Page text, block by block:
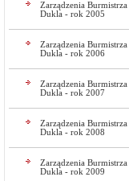
Zarządzenia
Dukla - rok 2005
Zarządzenia
Dukla - rok 2006
Zarządzenia
Dukla - rok 2007
Zarządzenia
Dukla - rok 2008
Zarządzenia
Dukla - rok 2009